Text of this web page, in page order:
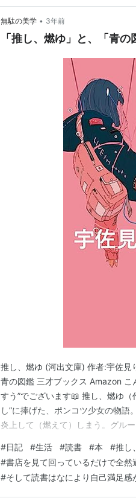
無駄の美学 • 3年前
「推し、燃ゆ」と、「青
推し、燃ゆ (河出文庫) 作者:宇佐
青の図鑑 三才ブックス Amazon こ
すう”でございます📖 推し、燃ゆ
し”に捧げた、ポンコツ少女の物語
炎上して（燃えて）しまう。グル
な選択をするのか。 推し、燃ゆ (
んでい…
#日記 #生活 #読書 #本 #推し
#書店を見て回っているだけで全然
#そして読書はなにより自己満足